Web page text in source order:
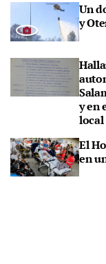
Un
y
y en
local
El
en